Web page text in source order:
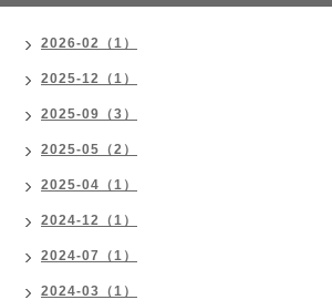
2026-02（1）
2025-12（1）
2025-09（3）
2025-05（2）
2025-04（1）
2024-12（1）
2024-07（1）
2024-03（1）